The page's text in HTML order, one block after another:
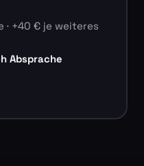
· +40 € je weiteres
Absprache